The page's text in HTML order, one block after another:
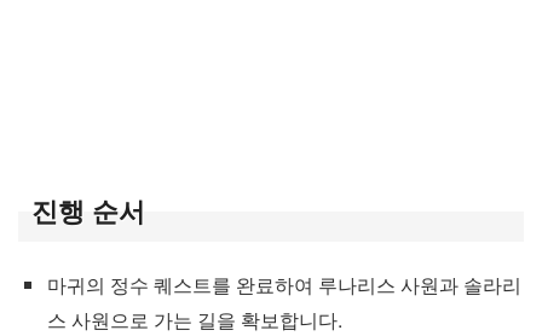
진행 순서
마귀의 정수 퀘스트를 완료하여 루나리스 사원과 솔라리
스 사원으로 가는 길을 확보합니다.